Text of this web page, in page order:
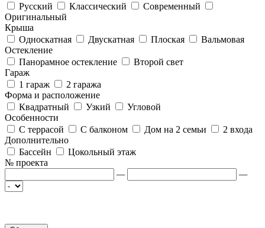
Русский
Классический
Современный
Оригинальный
Крыша
Односкатная
Двускатная Плоская
Вальмовая
Остекление
Панорамное остекление
Второй свет
Гараж
1 гараж
2 гаража
Форма и расположение
Квадратный
Узкий
Угловой
Особенности
С террасой
С балконом Дом на 2 семьи
2 входа
Дополнительно
Бассейн
Цокольный этаж
№ проекта
—
—